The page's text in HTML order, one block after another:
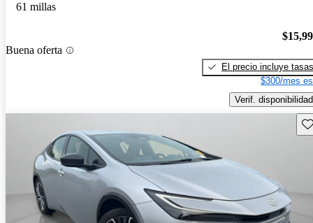
61 millas
Buena oferta
El precio incluye tasas
$300/mes
Verif. disponibilidad